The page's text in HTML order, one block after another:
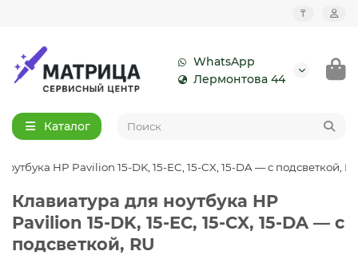
₸
WhatsApp
Лермонтова 44
Каталог
HP Pavilion 15-DK, 15-EC, 15-CX, 15-DA — с подсветкой,
Клавиатура для ноутбука HP
Pavilion 15-DK, 15-EC, 15-CX, 15-DA — с
подсветкой, RU